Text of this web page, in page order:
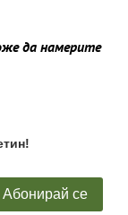
да намерите